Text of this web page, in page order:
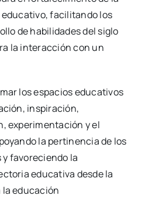
facilitando los
de habilidades del siglo
la interacción con un
los espacios educativos
inspiración,
experimentación y el
la pertinencia de los
favoreciendo la
educativa desde la
educación